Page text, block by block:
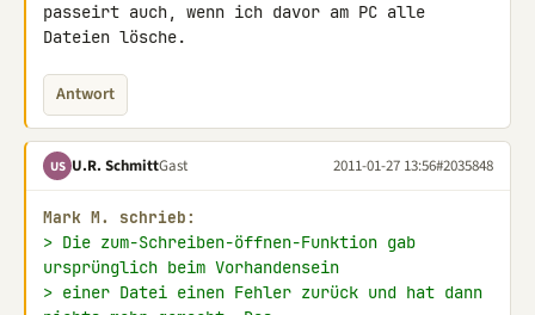
passeirt auch, wenn ich davor am PC alle
Dateien lösche.
Antwort
US U.R. SchmittGast 2011-01-27 13:56#2035848
Mark M. schrieb:
> Die zum-Schreiben-öffnen-Funktion gab
ursprünglich beim Vorhandensein
> einer Datei einen Fehler zurück und hat dann